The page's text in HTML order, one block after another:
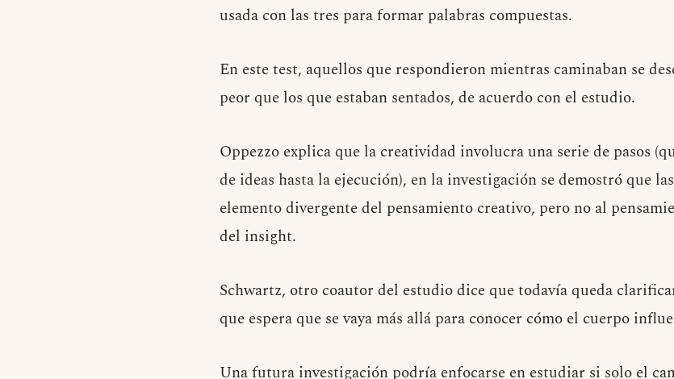
usada con las tres para formar palabras compuestas.
En este test, aquellos que respondieron mientras caminaban se
peor que los que estaban sentados, de acuerdo con el estudio.
Oppezzo explica que la creatividad involucra una serie de pasos
de ideas hasta la ejecución), en la investigación se demostró que
elemento divergente del pensamiento creativo, pero no al
del insight.
Schwartz, otro coautor del estudio dice que todavía queda
que espera que se vaya más allá para conocer cómo el cuerpo
Una futura investigación podría enfocarse en estudiar si solo el